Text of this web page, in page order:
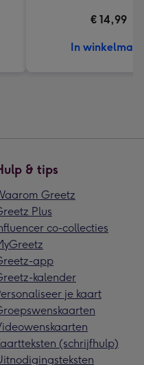
€ 14,99
In
& tips
Greetz
Plus
co-collecties
app
kalender
je kaart
(schrijfhulp)